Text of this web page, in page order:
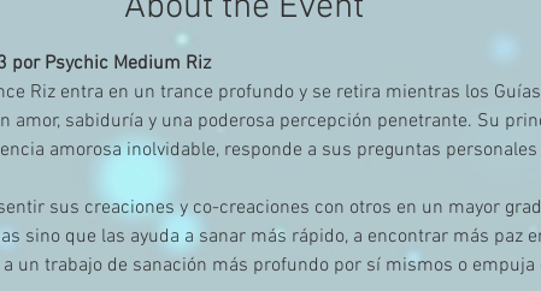
por Psychic Medium Riz
Riz entra en un trance profundo y se retira mientras los
amor, sabiduría y una poderosa percepción penetrante. Su
amorosa inolvidable, responde a sus preguntas
sus creaciones y co-creaciones con otros en un mayor
sino que las ayuda a sanar más rápido, a encontrar más paz
un trabajo de sanación más profundo por sí mismos o